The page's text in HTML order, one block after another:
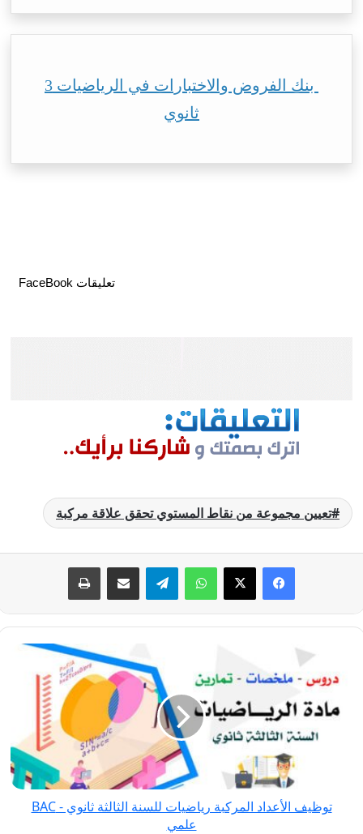
بنك الفروض والاختبارات في الرياضيات 3
ثانوي
تعليقات FaceBook
تعيين مجموعة من نقاط المستوي تحقق علاقة مركبة
فيسبوك
‫X واتسابتيلقراممشاركة عبر البريد طباعة
الأعداد
المركبة
رياضيات
BAC
توظيف الأعداد المركبة رياضيات للسنة الثالثة ثانوي - BAC
علمي